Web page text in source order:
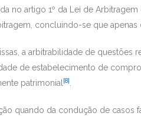
no artigo 1º da Lei de
concluindo-se que
a arbitrabilidade de questões
de estabelecimento de
patrimonial[8].
quando da condução de